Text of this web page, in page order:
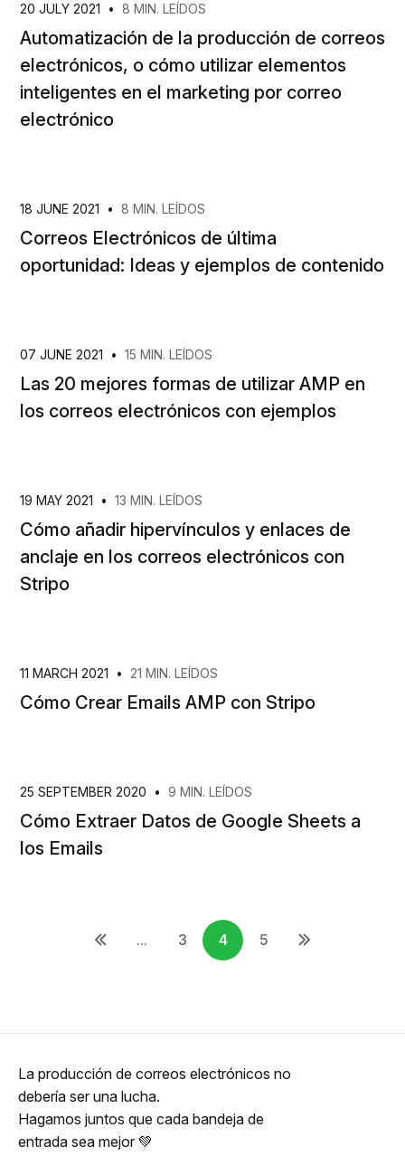
20 JULY 2021 • 8 MIN. LEÍDOS
Automatización de la producción de correos
electrónicos, o cómo utilizar elementos
inteligentes en el marketing por correo
electrónico
18 JUNE 2021 • 8 MIN. LEÍDOS
Correos Electrónicos de última
oportunidad: Ideas y ejemplos de contenido
07 JUNE 2021 • 15 MIN. LEÍDOS
Las 20 mejores formas de utilizar AMP en
los correos electrónicos con ejemplos
19 MAY 2021 • 13 MIN. LEÍDOS
Cómo añadir hipervínculos y enlaces de
anclaje en los correos electrónicos con
Stripo
11 MARCH 2021 • 21 MIN. LEÍDOS
Cómo Crear Emails AMP con Stripo
25 SEPTEMBER 2020 • 9 MIN. LEÍDOS
Cómo Extraer Datos de Google Sheets a
los Emails
... 3 4 5
La producción de correos electrónicos no
debería ser una lucha.
Hagamos juntos que cada bandeja de
entrada sea mejor 💚